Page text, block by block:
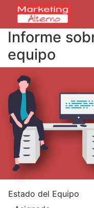
Informe
equipo
Estado del Equipo